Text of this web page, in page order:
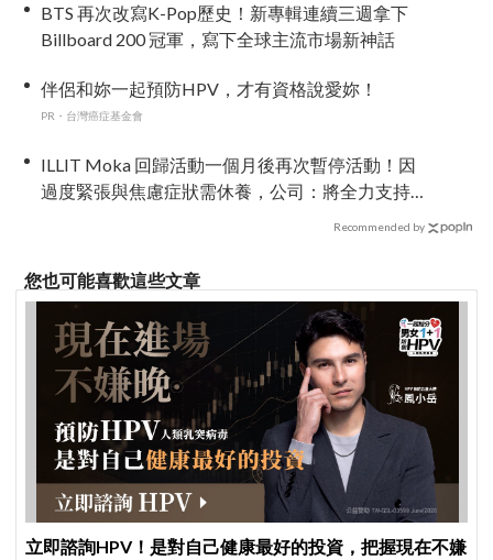
BTS 再次改寫K-Pop歷史！新專輯連續三週拿下
Billboard 200 冠軍，寫下全球主流市場新神話
伴侶和妳一起預防HPV，才有資格說愛妳！
PR・台灣癌症基金會
ILLIT Moka 回歸活動一個月後再次暫停活動！因
過度緊張與焦慮症狀需休養，公司：將全力支持
Recommended by
您也可能喜歡這些文章
立即諮詢HPV！是對自己健康最好的投資，把握現在不嫌